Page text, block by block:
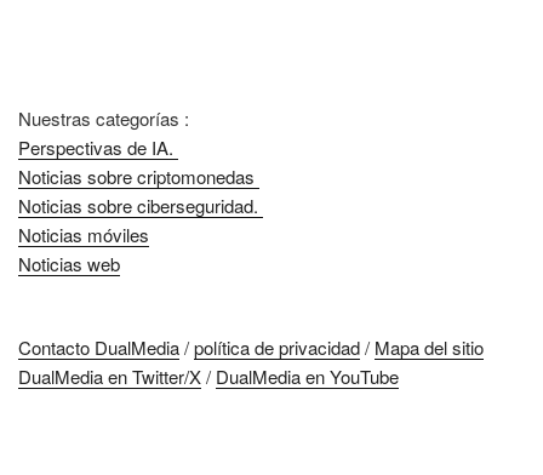
Nuestras categorías :
Perspectivas de IA.
Noticias sobre criptomonedas
Noticias sobre ciberseguridad.
Noticias móviles
Noticias web
Contacto DualMedia/política de privacidad/ Mapa del sitio
DualMedia en Twitter/X/ DualMedia en YouTube